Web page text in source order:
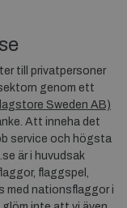
till privatpersoner
genom ett
Sweden AB)
Att inneha det
service och högsta
är i huvudsak
flaggspel,
med nationsflaggor i